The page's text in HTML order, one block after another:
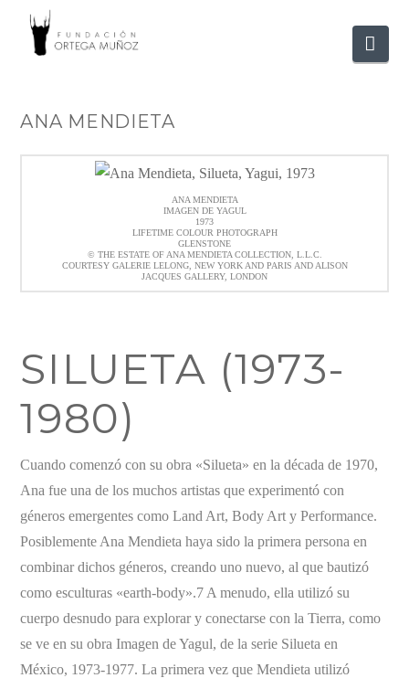
ORTEGA
MUÑOZ
ANA MENDIETA
ANA MENDIETA
IMAGEN DE YAGUL
1973
LIFETIME COLOUR PHOTOGRAPH
GLENSTONE
© THE ESTATE OF ANA MENDIETA COLLECTION, L.L.C.
COURTESY GALERIE LELONG, NEW YORK AND PARIS AND ALISON
JACQUES GALLERY, LONDON
SILUETA (1973-
1980)
Cuando comenzó con su obra «Silueta» en la década de 1970,
Ana fue una de los muchos artistas que experimentó con
géneros emergentes como Land Art, Body Art y Performance.
Posiblemente Ana Mendieta haya sido la primera persona en
combinar dichos géneros, creando uno nuevo, al que bautizó
como esculturas «earth-body».7 A menudo, ella utilizó su
cuerpo desnudo para explorar y conectarse con la Tierra, como
se ve en su obra Imagen de Yagul, de la serie Silueta en
México, 1973-1977. La primera vez que Mendieta utilizó